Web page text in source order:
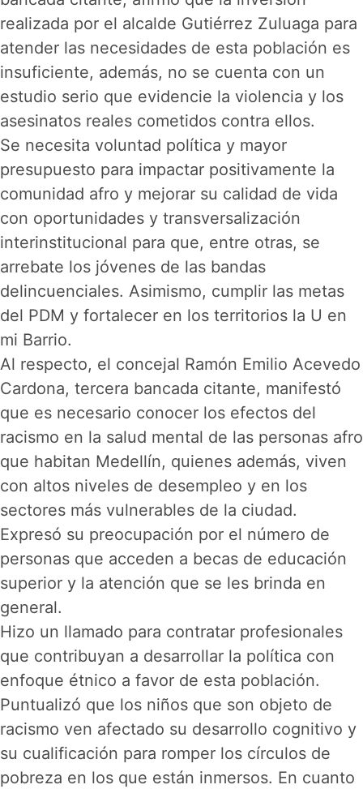
realizada por el alcalde Gutiérrez Zuluaga para
atender las necesidades de esta población es
insuficiente, además, no se cuenta con un
estudio serio que evidencie la violencia y los
asesinatos reales cometidos contra ellos.
Se necesita voluntad política y mayor
presupuesto para impactar positivamente la
comunidad afro y mejorar su calidad de vida
con oportunidades y transversalización
interinstitucional para que, entre otras, se
arrebate los jóvenes de las bandas
delincuenciales. Asimismo, cumplir las metas
del PDM y fortalecer en los territorios la U en
mi Barrio.
Al respecto, el concejal Ramón Emilio Acevedo
Cardona, tercera bancada citante, manifestó
que es necesario conocer los efectos del
racismo en la salud mental de las personas afro
que habitan Medellín, quienes además, viven
con altos niveles de desempleo y en los
sectores más vulnerables de la ciudad.
Expresó su preocupación por el número de
personas que acceden a becas de educación
superior y la atención que se les brinda en
general.
Hizo un llamado para contratar profesionales
que contribuyan a desarrollar la política con
enfoque étnico a favor de esta población.
Puntualizó que los niños que son objeto de
racismo ven afectado su desarrollo cognitivo y
su cualificación para romper los círculos de
pobreza en los que están inmersos. En cuanto